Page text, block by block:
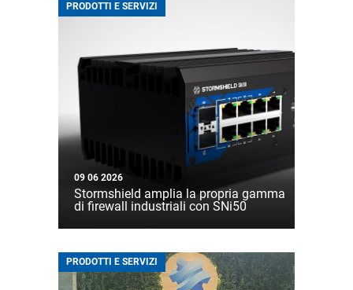
PRODOTTI E SERVIZI
09 06 2026
Stormshield amplia la propria gamma
di firewall industriali con SNi50
PRODOTTI E SERVIZI